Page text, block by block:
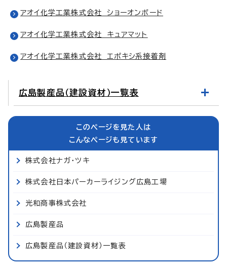
アオイ化学工業株式会社 ショーオンボード
アオイ化学工業株式会社 キュアマット
アオイ化学工業株式会社 エポキシ系接着剤
広島製産品（建設資材）一覧表
このページを見た人は
こんなページも見ています
株式会社ナガ・ツキ
株式会社日本パーカーライジング広島工場
光和商事株式会社
広島製産品
広島製産品（建設資材）一覧表